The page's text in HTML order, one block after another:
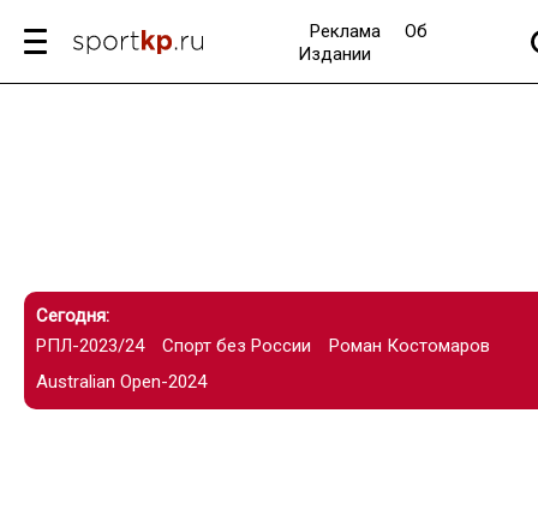
Реклама
Об
Издании
Сегодня:
РПЛ-2023/24
Спорт без России
Роман Костомаров
Australian Open-2024